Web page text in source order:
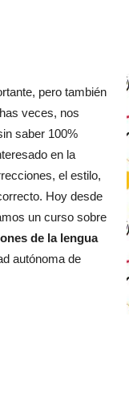
pero también
veces, nos
saber 100%
en la
el estilo,
Hoy desde
un curso sobre
de la lengua
autónoma de